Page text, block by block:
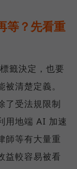
等？先看重
籤決定，也要
清楚定義。
了受法規限制
用地端 AI 加速
師等有大量重
益較容易被看